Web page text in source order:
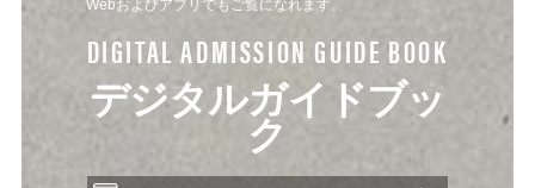
Webおよびアプリでもご覧になれます。
DIGITAL ADMISSION GUIDE BOOK
デジタルガイドブッ
ク